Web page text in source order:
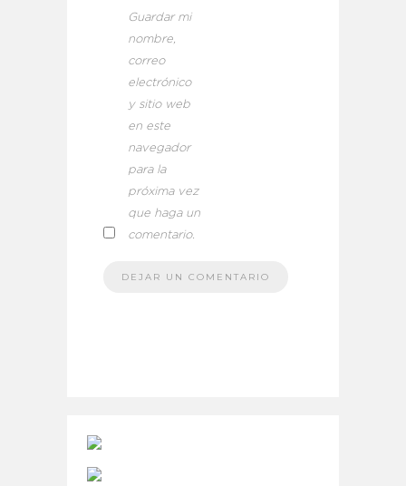
Guardar mi
nombre,
correo
electrónico
y sitio web
en este
navegador
para la
próxima vez
que haga un
comentario.